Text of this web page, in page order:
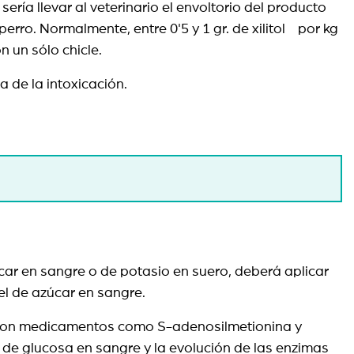
llevar al veterinario el envoltorio del producto
Normalmente, entre 0'5 y 1 gr. de xilitol por kg
un sólo chicle.
de la intoxicación.
en sangre o de potasio en suero, deberá aplicar
de azúcar en sangre.
medicamentos como S-adenosilmetionina y
glucosa en sangre y la evolución de las enzimas